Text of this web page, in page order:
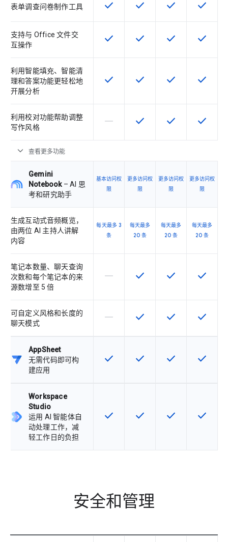
表单调查问卷制作工具 该 SKU 提供此功能
check 该 SKU 提供此功能
check 该 SKU 提供此功
check 该 SKU
check
支持与 Office 文件交
互操作
该 SKU 提供此功能
check 该 SKU 提供此功能
check 该 SKU 提供此功
check 该 SKU
check
利用智能填充、智能清
理和答案功能更轻松地
开展分析
该 SKU 提供此功能
check 该 SKU 提供此功能
check 该 SKU 提供此功
check 该 SKU
check
利用校对功能帮助调整
写作风格
该 SKU 不支持此功能
horizontal_rule 该 SKU 提供此功能
check 该 SKU 提供此功
check 该 SKU
check
expand_more 查看更多功能
Gemini
Notebook– AI 思
考和研究助手
基本访问权
限
更多访问权
限
更多访问权
限
更多访问权
限
生成互动式音频概览，
由两位 AI 主持人讲解
内容
每天最多 3
条
每天最多
20 条
每天最多
20 条
每天最多
20 条
笔记本数量、聊天查询
次数和每个笔记本的来
源数增至 5 倍
该 SKU 不支持此功能
horizontal_rule 该 SKU 提供此功能
check 该 SKU 提供此功
check 该 SKU
check
可自定义风格和长度的
聊天模式
该 SKU 不支持此功能
horizontal_rule 该 SKU 提供此功能
check 该 SKU 提供此功
check 该 SKU
check
AppSheet
无需代码即可构
建应用
该 SKU 提供此功能
check 该 SKU 提供此功能
check 该 SKU 提供此功
check 该 SKU
check
Workspace
Studio
运用 AI 智能体自
动处理工作，减
轻工作日的负担
该 SKU 提供此功能
check 该 SKU 提供此功能
check 该 SKU 提供此功
check 该 SKU
check
安全和管理